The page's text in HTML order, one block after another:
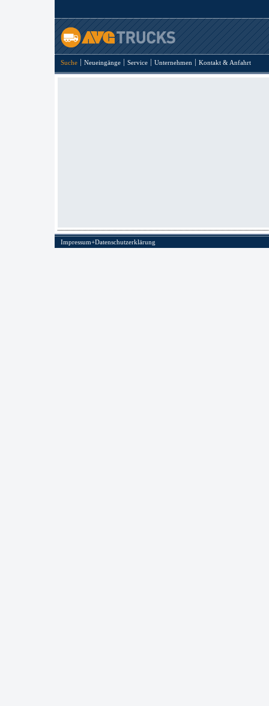
Suche Neueingänge Service Unternehmen Kontakt & Anfahrt
Impressum+Datenschutzerklärung